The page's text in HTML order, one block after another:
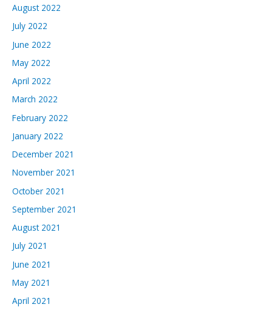
August 2022
July 2022
June 2022
May 2022
April 2022
March 2022
February 2022
January 2022
December 2021
November 2021
October 2021
September 2021
August 2021
July 2021
June 2021
May 2021
April 2021